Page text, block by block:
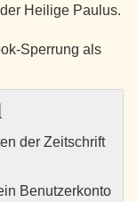
Heilige Paulus.
Sperrung als
der Zeitschrift
Benutzerkonto